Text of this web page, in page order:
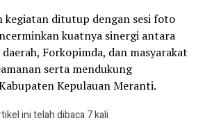
kegiatan ditutup dengan sesi foto
kuatnya sinergi antara
Forkopimda, dan masyarakat
serta mendukung
Kepulauan Meranti.
ini telah dibaca 7 kali